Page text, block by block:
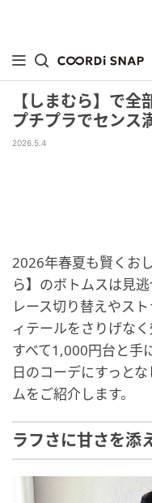
【しまむら】で
プチプラでセンス
2026.5.4
2026年春夏も賢くお
ら】のボトムスは見
レース切り替えやス
ィテールをさりげな
すべて1,000円台と手
日のコーデにすっと
ムをご紹介します。
ラフさに甘さを添